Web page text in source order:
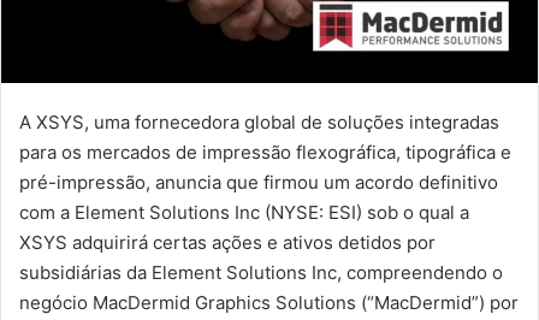
A XSYS, uma fornecedora global de soluções integradas
para os mercados de impressão flexográfica, tipográfica e
pré-impressão, anuncia que firmou um acordo definitivo
com a Element Solutions Inc (NYSE: ESI) sob o qual a
XSYS adquirirá certas ações e ativos detidos por
subsidiárias da Element Solutions Inc, compreendendo o
negócio MacDermid Graphics Solutions (“MacDermid”) por